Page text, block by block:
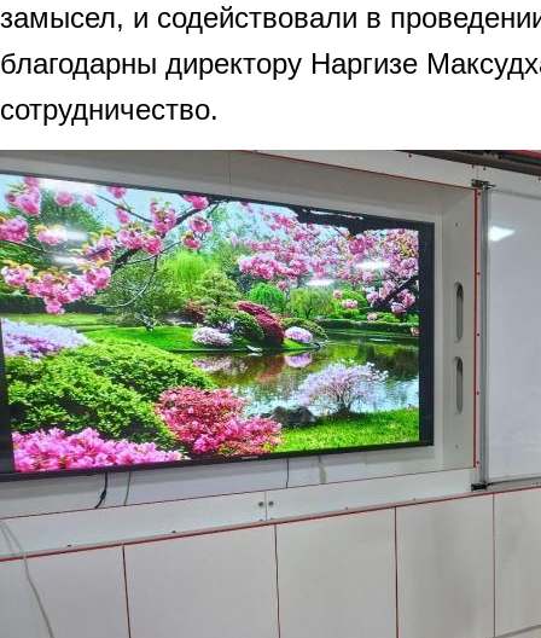
замысел, и содействовали в
благодарны директору Наргизе
сотрудничество.